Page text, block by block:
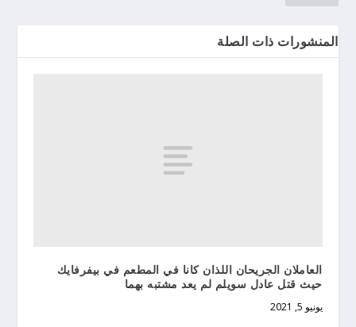
المنشورات ذات الصلة
العاملان الجريحان اللذان كانا في المطعم في بيفرفايك
حيث قتل عادل سويلم لم يعد مشتبه بهما
يونيو 5, 2021